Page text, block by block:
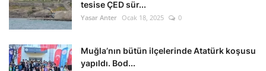
tesise ÇED sür...
Yasar Anter Ocak 18, 2025 0
Muğla’nın bütün ilçelerinde Atatürk koşusu
yapıldı. Bod...